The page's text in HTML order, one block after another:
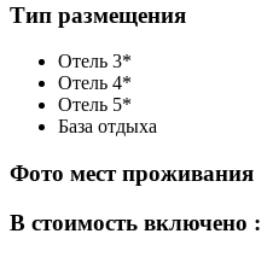
Тип размещения
Отель 3*
Отель 4*
Отель 5*
База отдыха
Фото мест проживания
В стоимость включено :